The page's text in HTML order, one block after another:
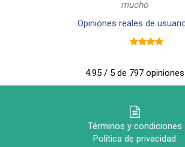
mucho
Opiniones reales de
4.95 / 5 de 797 opiniones
Términos y condiciones
Política de privacidad